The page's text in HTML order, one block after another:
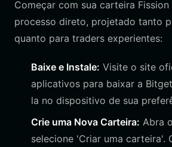
Começar com sua carteira
processo direto, projetado tanto
quanto para traders experientes:
Baixe e Instale: Visite o site
aplicativos para baixar a
la no dispositivo de sua
Crie uma Nova Carteira: Abra
selecione 'Criar uma carteira'.